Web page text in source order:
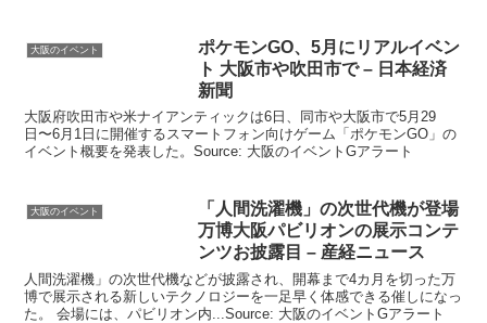
大阪のイベント ポケモンGO、5月にリアルイベン
ト 大阪市や吹田市で – 日本経済
新聞
大阪府吹田市や米ナイアンティックは6日、同市や大阪市で5月29
日〜6月1日に開催するスマートフォン向けゲーム「ポケモンGO」の
イベント概要を発表した。Source: 大阪のイベントGアラート
大阪のイベント
「人間洗濯機」の次世代機が登場
万博大阪パビリオンの展示コンテ
ンツお披露目 – 産経ニュース
人間洗濯機」の次世代機などが披露され、開幕まで4カ月を切った万
博で展示される新しいテクノロジーを一足早く体感できる催しになっ
た。 会場には、パビリオン内...Source: 大阪のイベントGアラート